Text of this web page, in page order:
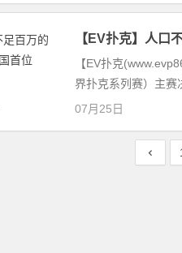
【EV扑克】人口
【EV扑克
界扑克系列赛）主赛
07月25日